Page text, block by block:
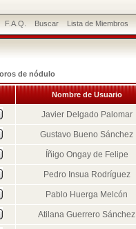
F.A.Q. Buscar Lista de Miembros
de nódulo
Nombre de Usuario
Javier Delgado Palomar
Gustavo Bueno Sánchez
Íñigo Ongay de Felipe
Pedro Insua Rodríguez
Pablo Huerga Melcón
Atilana Guerrero Sánchez